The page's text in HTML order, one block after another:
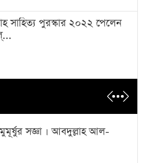
সাহিত্য পুরস্কার ২০২২ পেলেন
সজ্ঞা । আবদুল্লাহ আল-